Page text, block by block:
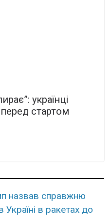
українці
стартом
назвав спpавжню
в рaкетах до